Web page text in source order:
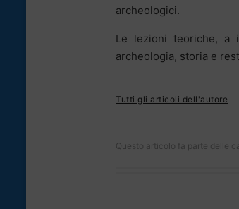
archeologici.
Le lezioni teoriche, a
archeologia, storia e
Tutti gli articoli dell'autore
Questo articolo fa parte delle